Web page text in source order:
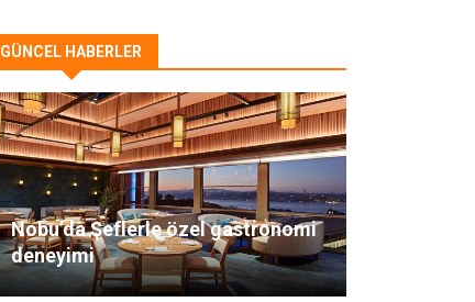
GÜNCEL HABERLER
Nobu’da Şeflerle özel gastronomi
deneyimi